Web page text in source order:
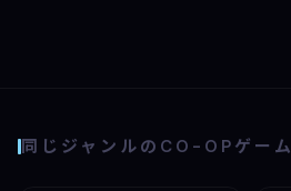
同じジャンルのCO-OPゲーム